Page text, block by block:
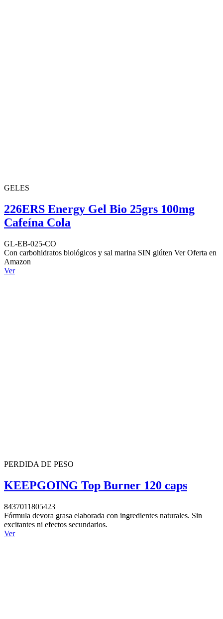
GELES
226ERS Energy Gel Bio 25grs 100mg
Cafeína Cola
GL-EB-025-CO
Con carbohidratos biológicos y sal marina SIN glúten Ver Oferta en
Amazon
Ver
PERDIDA DE PESO
KEEPGOING Top Burner 120 caps
8437011805423
Fórmula devora grasa elaborada con ingredientes naturales. Sin
excitantes ni efectos secundarios.
Ver